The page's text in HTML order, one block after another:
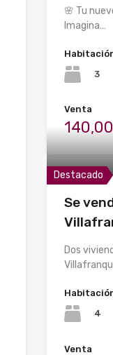
🌸 Tu
Imagina…
3
Venta
Destacado
Se
Dos
4
Venta